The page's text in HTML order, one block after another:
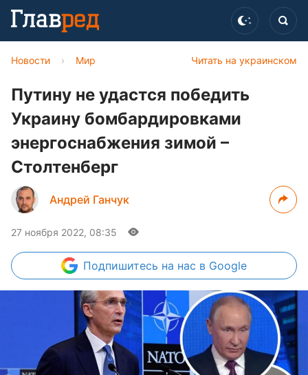
Читать на украинском
Новости › Мир
Путину не удастся победить
Украину бомбардировками
энергоснабжения зимой –
Столтенберг
Андрей Ганчук
27 ноября 2022, 08:35
Подпишитесь на нас в Google